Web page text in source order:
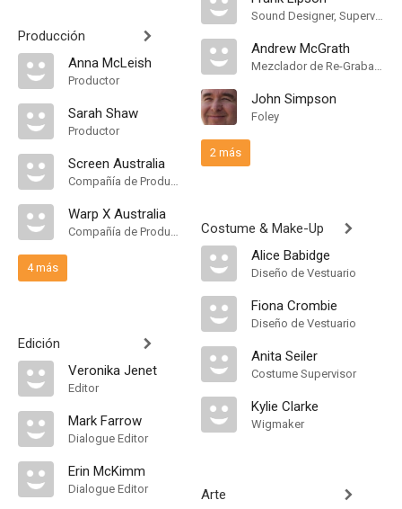
Producción
Anna McLeish
Productor
Sarah Shaw
Productor
Screen Australia
Compañía de Produccion
Warp X Australia
Compañía de Produccion
4 más
Edición
Veronika Jenet
Editor
Mark Farrow
Dialogue Editor
Erin McKimm
Dialogue Editor
Sound Designer, Supervising Sound Editor
Andrew McGrath
Mezclador de Re-Grabación de Sonido
John Simpson
Foley
2 más
Costume & Make-Up
Alice Babidge
Diseño de Vestuario
Fiona Crombie
Diseño de Vestuario
Anita Seiler
Costume Supervisor
Kylie Clarke
Wigmaker
Arte